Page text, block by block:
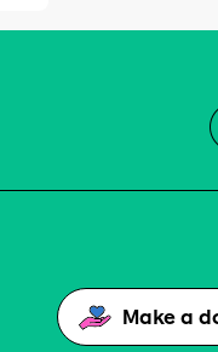
Make a